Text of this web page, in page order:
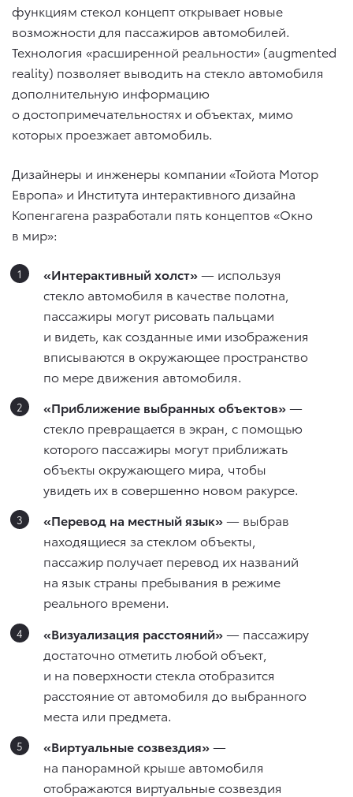
функциям стекол концепт открывает новые
возможности для пассажиров автомобилей.
Технология «расширенной реальности» (augmented
reality) позволяет выводить на стекло автомобиля
дополнительную информацию
о достопримечательностях и объектах, мимо
которых проезжает автомобиль.
Дизайнеры и инженеры компании «Тойота Мотор
Европа» и Института интерактивного дизайна
Копенгагена разработали пять концептов «Окно
в мир»:
«Интерактивный холст»— используя
стекло автомобиля в качестве полотна,
пассажиры могут рисовать пальцами
и видеть, как созданные ими изображения
вписываются в окружающее пространство
по мере движения автомобиля.
«Приближение выбранных объектов»—
стекло превращается в экран, с помощью
которого пассажиры могут приближать
объекты окружающего мира, чтобы
увидеть их в совершенно новом ракурсе.
«Перевод на местный язык»— выбрав
находящиеся за стеклом объекты,
пассажир получает перевод их названий
на язык страны пребывания в режиме
реального времени.
«Визуализация расстояний»— пассажиру
достаточно отметить любой объект,
и на поверхности стекла отобразится
расстояние от автомобиля до выбранного
места или предмета.
«Виртуальные созвездия»—
на панорамной крыше автомобиля
отображаются виртуальные созвездия